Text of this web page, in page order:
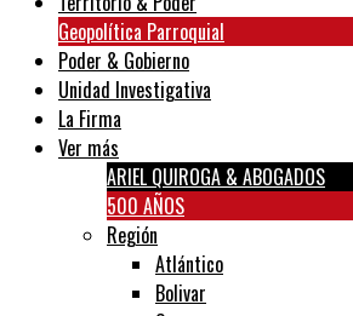
Geopolítica Parroquial
Poder & Gobierno
Unidad Investigativa
La Firma
Ver más
ARIEL QUIROGA & ABOGADOS
500 AÑOS
Región
Atlántico
Bolivar